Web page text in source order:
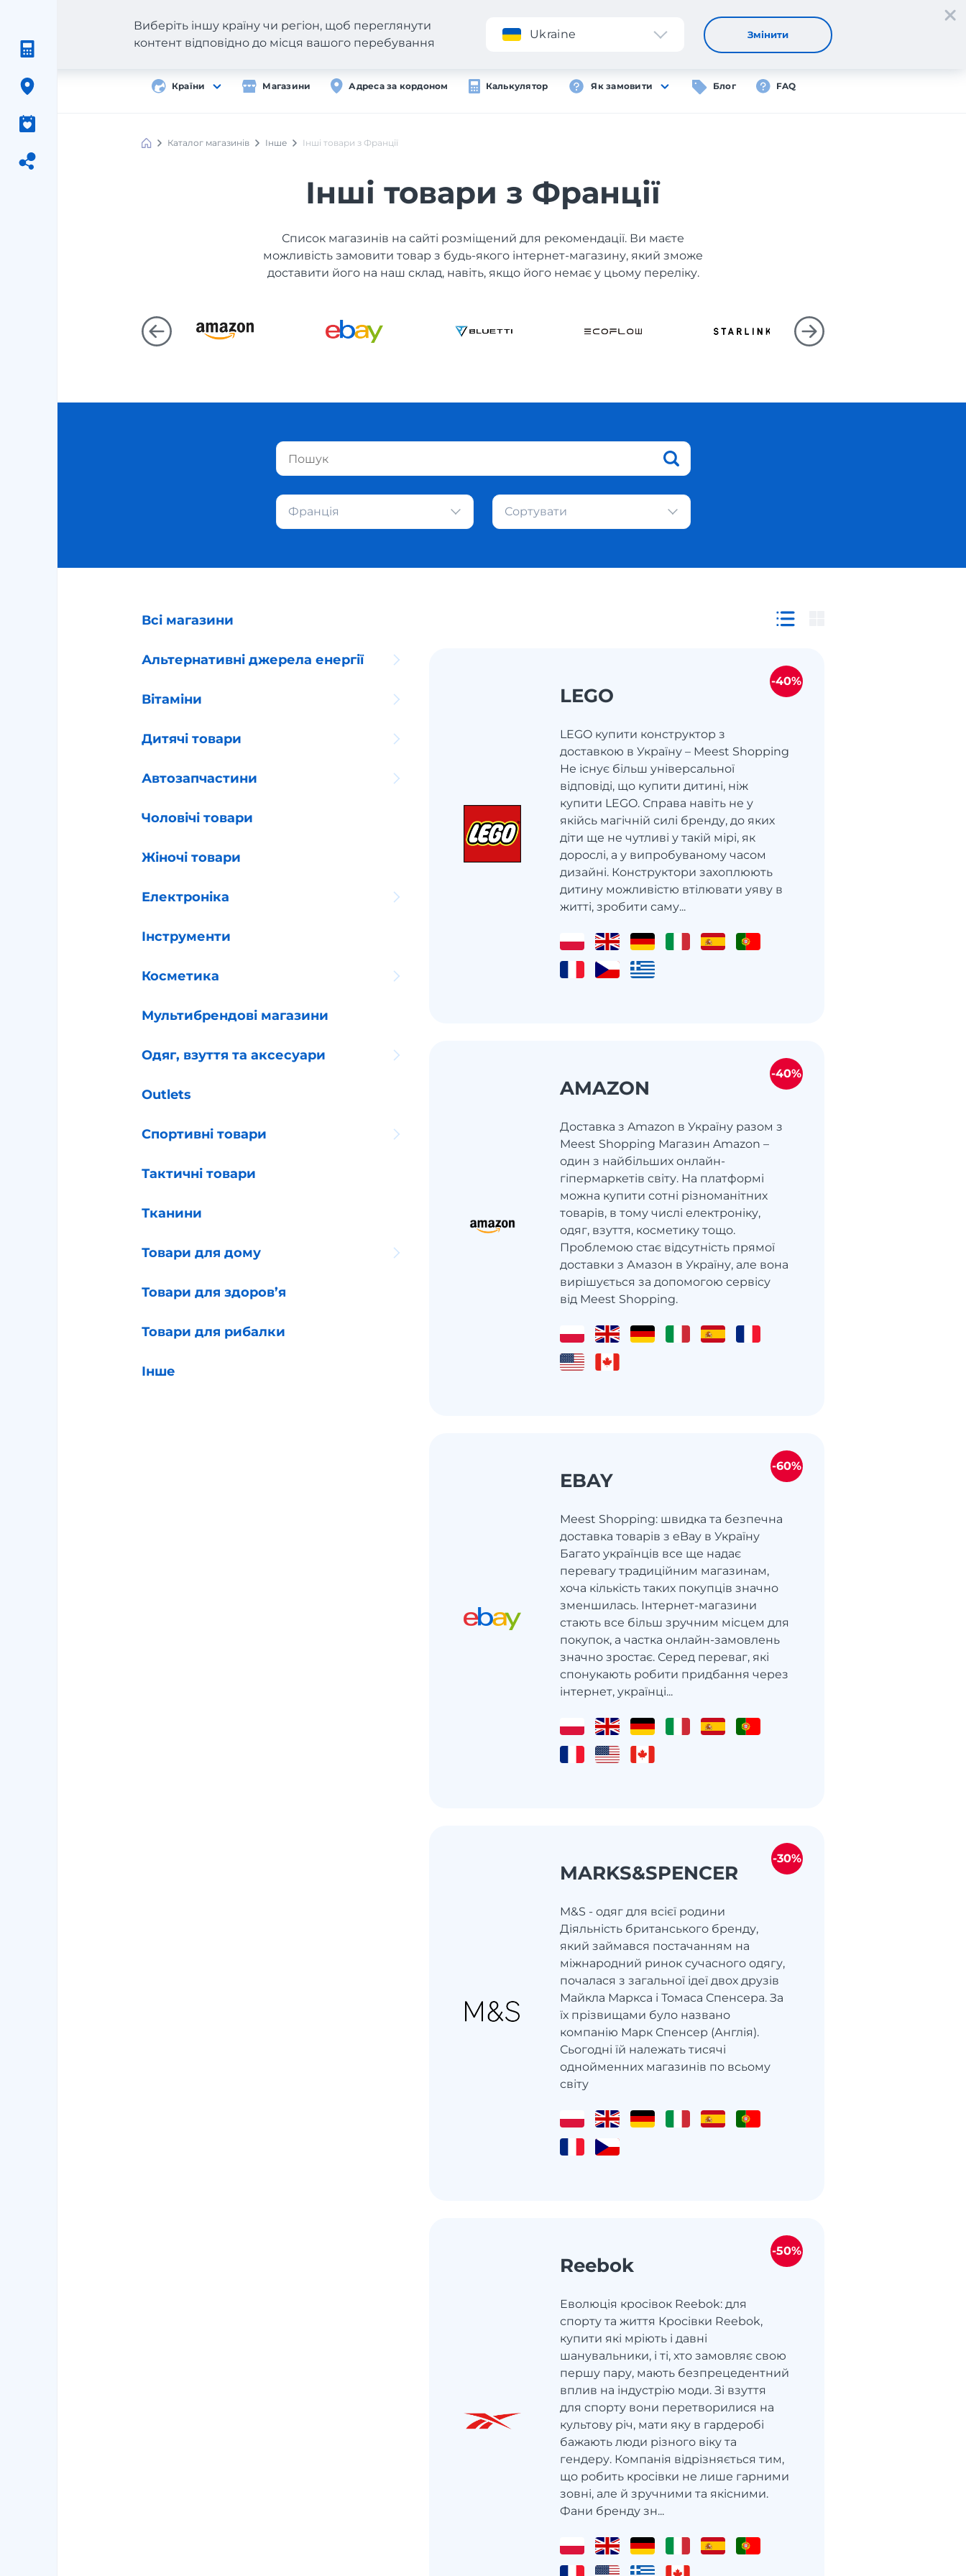
Додаток Реєстрація Вхід
Країни Магазини Адреса за кордоном Калькулятор Як замовити Блог FAQ
Виберіть іншу країну чи регіон, щоб переглянути
контент відповідно до місця вашого перебування
Ukraine Змінити
Каталог магазинів Інше Інші товари з Франції
Інші товари з Франції
Список магазинів на сайті розміщений для рекомендації. Ви маєте
можливість замовити товар з будь-якого інтернет-магазину, який зможе
доставити його на наш склад, навіть, якщо його немає у цьому переліку.
Франція Сортувати
Всі магазини
Альтернативні джерела енергії
Вітаміни
Дитячі товари
Автозапчастини
Чоловічі товари
Жіночі товари
Електроніка
Інструменти
Косметика
Мультибрендові магазини
Одяг, взуття та аксесуари
Outlets
Спортивні товари
Тактичні товари
Тканини
Товари для дому
Товари для здоров’я
Товари для рибалки
Інше
LEGO
LEGO купити конструктор з
доставкою в Україну – Meest Shopping
Не існує більш універсальної
відповіді, що купити дитині, ніж
купити LEGO. Справа навіть не у
якійсь магічній силі бренду, до яких
діти ще не чутливі у такій мірі, як
дорослі, а у випробуваному часом
дизайні. Конструктори захоплюють
дитину можливістю втілювати уяву в
житті, зробити саму...
-40%
AMAZON
Доставка з Amazon в Україну разом з
Meest Shopping Магазин Amazon –
один з найбільших онлайн-
гіпермаркетів світу. На платформі
можна купити сотні різноманітних
товарів, в тому числі електроніку,
одяг, взуття, косметику тощо.
Проблемою стає відсутність прямої
доставки з Амазон в Україну, але вона
вирішується за допомогою сервісу
від Meest Shopping.
-40%
EBAY
Meest Shopping: швидка та безпечна
доставка товарів з eBay в Україну
Багато українців все ще надає
перевагу традиційним магазинам,
хоча кількість таких покупців значно
зменшилась. Інтернет-магазини
стають все більш зручним місцем для
покупок, а частка онлайн-замовлень
значно зростає. Серед переваг, які
спонукають робити придбання через
інтернет, українці...
-60%
MARKS&SPENCER
M&S - одяг для всієї родини
Діяльність британського бренду,
який займався постачанням на
міжнародний ринок сучасного одягу,
почалася з загальної ідеї двох друзів
Майкла Маркса і Томаса Спенсера. За
їх прізвищами було названо
компанію Марк Спенсер (Англія).
Сьогодні їй належать тисячі
однойменних магазинів по всьому
світу
-30%
Reebok
Еволюція кросівок Reebok: для
спорту та життя Кросівки Reebok,
купити які мріють і давні
шанувальники, і ті, хто замовляє свою
першу пару, мають безпрецедентний
вплив на індустрію моди. Зі взуття
для спорту вони перетворилися на
культову річ, мати яку в гардеробі
бажають люди різного віку та
гендеру. Компанія відрізняється тим,
що робить кросівки не лише гарними
зовні, але й зручними та якісними.
Фани бренду зн...
-50%